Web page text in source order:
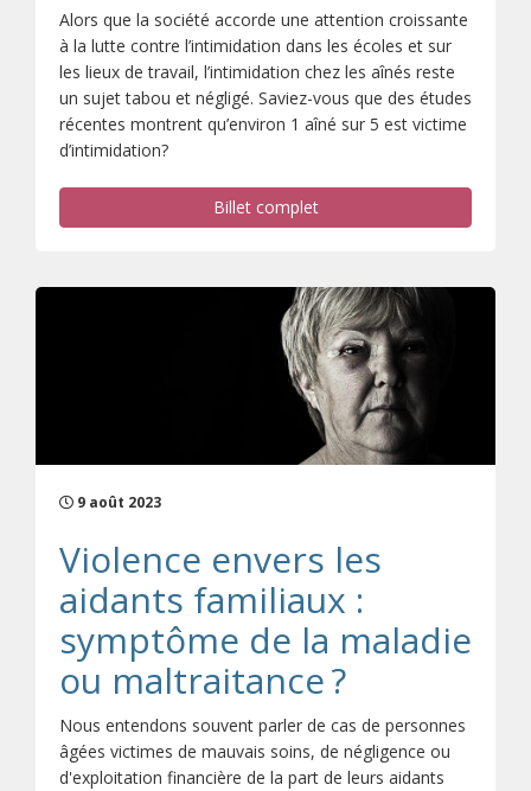
Alors que la société accorde une attention croissante
à la lutte contre l’intimidation dans les écoles et sur
les lieux de travail, l’intimidation chez les aînés reste
un sujet tabou et négligé. Saviez-vous que des études
récentes montrent qu’environ 1 aîné sur 5 est victime
d’intimidation?
Billet complet
9 août 2023
Violence envers les
aidants familiaux :
symptôme de la maladie
ou maltraitance ?
Nous entendons souvent parler de cas de personnes
âgées victimes de mauvais soins, de négligence ou
d'exploitation financière de la part de leurs aidants